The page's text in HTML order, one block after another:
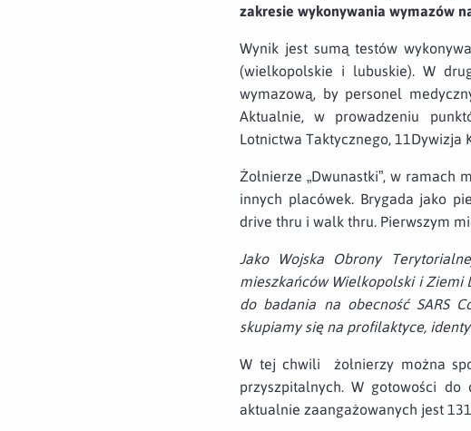
zakresie wykonywania wymazów
Wynik jest sumą testów
(wielkopolskie i lubuskie). W
wymazową, by personel
Aktualnie, w prowadzeniu
Lotnictwa Taktycznego, 11Dywizja
Żołnierze „Dwunastki”, w ramach
innych placówek. Brygada jako
drive thru i walk thru. Pierwszym
Jako Wojska Obrony
mieszkańców Wielkopolski i Ziemi
do badania na obecność SARS
skupiamy się na profilaktyce,
W tej chwili żołnierzy można
przyszpitalnych. W gotowości
aktualnie zaangażowanych jest